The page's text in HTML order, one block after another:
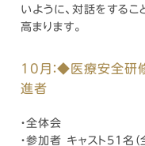
いように、対話をする
高まります。
10月：◆医療安全研
進者
・全体会
・参加者 キャスト51名（